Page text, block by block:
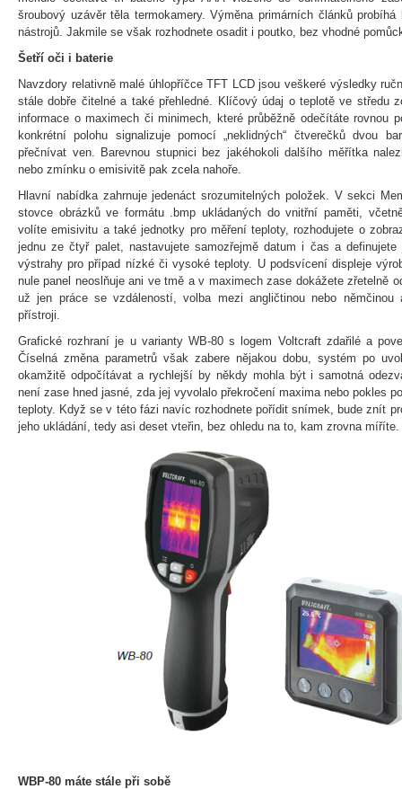
šroubový uzávěr těla termokamery. Výměna primárních článků
nástrojů. Jakmile se však rozhodnete osadit i poutko, bez vhodné
Šetří oči i baterie
Navzdory relativně malé úhlopříčce TFT LCD jsou veškeré výsledky
stále dobře čitelné a také přehledné. Klíčový údaj o teplotě ve středu
informace o maximech či minimech, které průběžně odečítáte rovnou
konkrétní polohu signalizuje pomocí „neklidných“ čtverečků dvou
přečnívat ven. Barevnou stupnici bez jakéhokoli dalšího měřítka
nebo zmínku o emisivitě pak zcela nahoře.
Hlavní nabídka zahrnuje jedenáct srozumitelných položek. V sekci
stovce obrázků ve formátu .bmp ukládaných do vnitřní paměti,
volíte emisivitu a také jednotky pro měření teploty, rozhodujete o
jednu ze čtyř palet, nastavujete samozřejmě datum i čas a
výstrahy pro případ nízké či vysoké teploty. U podsvícení displeje
nule panel neoslňuje ani ve tmě a v maximech zase dokážete zřetelně
už jen práce se vzdáleností, volba mezi angličtinou nebo němčinou
přístroji.
Grafické rozhraní je u varianty WB-80 s logem Voltcraft zdařilé a
Číselná změna parametrů však zabere nějakou dobu, systém po
okamžitě odpočítávat a rychlejší by někdy mohla být i samotná
není zase hned jasné, zda jej vyvolalo překročení maxima nebo pokles
teploty. Když se v této fázi navíc rozhodnete pořídit snímek, bude znít
jeho ukládání, tedy asi deset vteřin, bez ohledu na to, kam zrovna míříte.
WBP-80 máte stále při sobě